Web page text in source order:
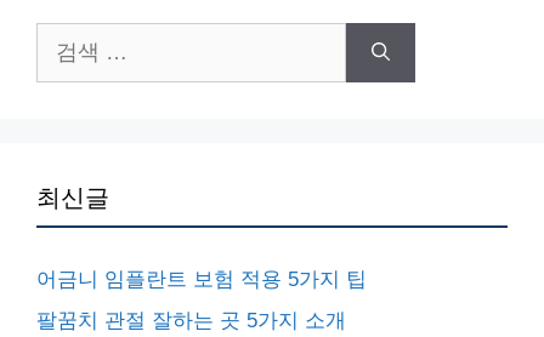
색:
최신글
어금니 임플란트 보험 적용 5가지 팁
팔꿈치 관절 잘하는 곳 5가지 소개